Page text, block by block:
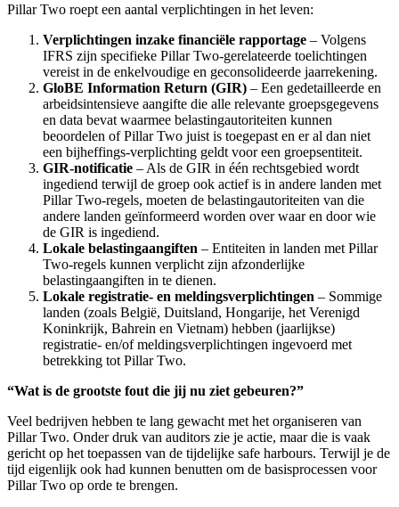
Pillar Two roept een aantal verplichtingen in het leven:
Verplichtingen inzake financiële rapportage – Volgens
IFRS zijn specifieke Pillar Two-gerelateerde toelichtingen
vereist in de enkelvoudige en geconsolideerde jaarrekening.
GloBE Information Return (GIR) – Een gedetailleerde en
arbeidsintensieve aangifte die alle relevante groepsgegevens
en data bevat waarmee belastingautoriteiten kunnen
beoordelen of Pillar Two juist is toegepast en er al dan niet
een bijheffings-verplichting geldt voor een groepsentiteit.
GIR-notificatie – Als de GIR in één rechtsgebied wordt
ingediend terwijl de groep ook actief is in andere landen met
Pillar Two-regels, moeten de belastingautoriteiten van die
andere landen geïnformeerd worden over waar en door wie
de GIR is ingediend.
Lokale belastingaangiften – Entiteiten in landen met Pillar
Two-regels kunnen verplicht zijn afzonderlijke
belastingaangiften in te dienen.
Lokale registratie- en meldingsverplichtingen – Sommige
landen (zoals België, Duitsland, Hongarije, het Verenigd
Koninkrijk, Bahrein en Vietnam) hebben (jaarlijkse)
registratie- en/of meldingsverplichtingen ingevoerd met
betrekking tot Pillar Two.
“Wat is de grootste fout die jij nu ziet gebeuren?”
Veel bedrijven hebben te lang gewacht met het organiseren van
Pillar Two. Onder druk van auditors zie je actie, maar die is vaak
gericht op het toepassen van de tijdelijke safe harbours. Terwijl je de
tijd eigenlijk ook had kunnen benutten om de basisprocessen voor
Pillar Two op orde te brengen.